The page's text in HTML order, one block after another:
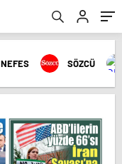
NEFES SÖZCÜ